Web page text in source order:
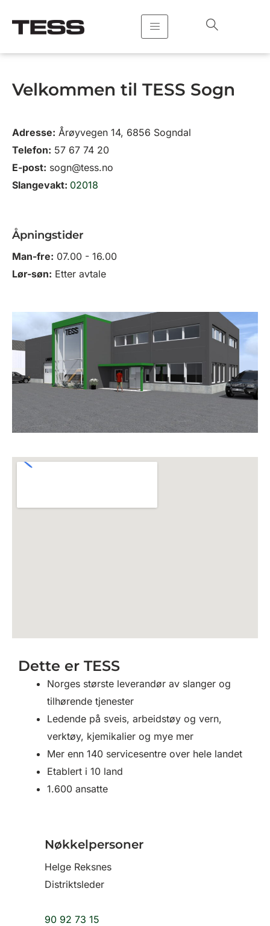
rett
Velkommen til TESS Sogn
Adresse: Årøyvegen 14, 6856 Sogndal
Telefon: 57 67 74 20
E-post: sogn@tess.no
Slangevakt: 02018
Åpningstider
Man-fre: 07.00 - 16.00
Lør-søn: Etter avtale
Dette er TESS
Norges største leverandør av slanger og
tilhørende tjenester
Ledende på sveis, arbeidstøy og vern,
verktøy, kjemikalier og mye mer
Mer enn 140 servicesentre over hele landet
Etablert i 10 land
1.600 ansatte
Nøkkelpersoner
Helge Reksnes
Distriktsleder
90 92 73 15